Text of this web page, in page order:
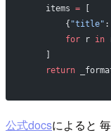
    items
= [
        {
"title" :
        for
r in
    ]
    return
公式docsによると